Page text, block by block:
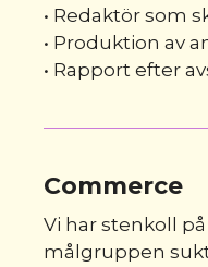
• Redaktör som
• Produktion av
• Rapport efter
Commerce
Vi har stenkoll
målgruppen